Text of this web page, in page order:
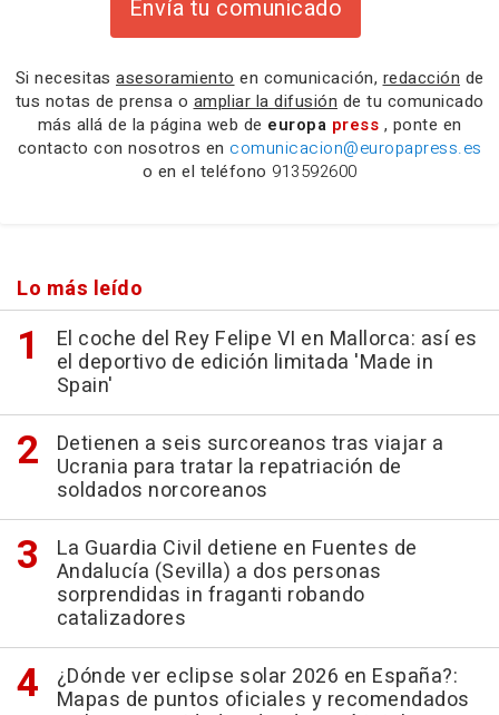
Envía tu comunicado
Si necesitas asesoramiento en comunicación, redacción de
tus notas de prensa o ampliar la difusión de tu comunicado
más allá de la página web de europa press , ponte en
contacto con nosotros en comunicacion@europapress.es
o en el teléfono 913592600
Lo más leído
El coche del Rey Felipe VI en Mallorca: así es
el deportivo de edición limitada 'Made in
Spain'
Detienen a seis surcoreanos tras viajar a
Ucrania para tratar la repatriación de
soldados norcoreanos
La Guardia Civil detiene en Fuentes de
Andalucía (Sevilla) a dos personas
sorprendidas in fraganti robando
catalizadores
¿Dónde ver eclipse solar 2026 en España?:
Mapas de puntos oficiales y recomendados